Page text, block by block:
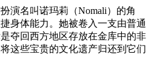
演名叫诺玛莉（Nomali）的角
身体能力。她被卷入一支由普通
夺回西方地区存放在金库中的非
这些宝贵的文化遗产归还到它们